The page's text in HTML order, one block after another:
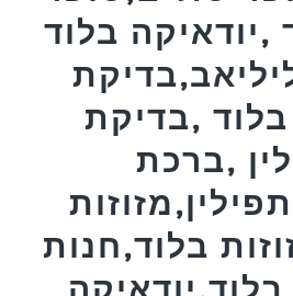
בלוד
בלוד ,בדיקת
,ברכת
בלוד,חנות